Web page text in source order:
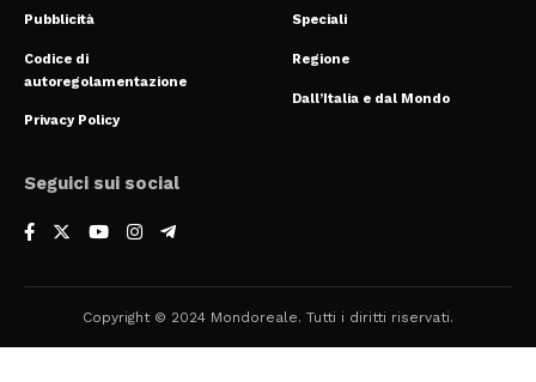
Pubblicità
Codice di
autoregolamentazione
Privacy Policy
Speciali
Regione
Dall’Italia e dal Mondo
Seguici sui social
Copyright © 2024 Mondoreale. Tutti i diritti riservati.